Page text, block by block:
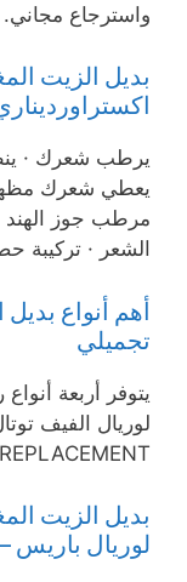
واسترجاع مجاني.
بديل الزيت
يرطب شعرك ·
يعطي شعرك
مرطب جوز الهند
الشعر · تركيبة
أهم أنواع
تجميلي
يتوفر أربعة
بديل الزيت
لوريال باريس – 125 مل